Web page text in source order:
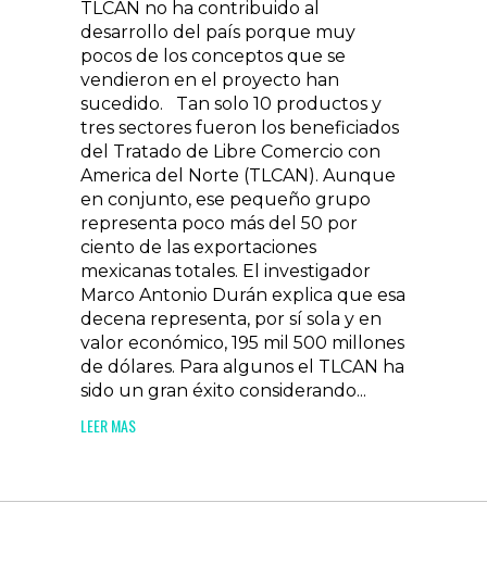
TLCAN no ha contribuido al
desarrollo del país porque muy
pocos de los conceptos que se
vendieron en el proyecto han
sucedido. Tan solo 10 productos y
tres sectores fueron los beneficiados
del Tratado de Libre Comercio con
America del Norte (TLCAN). Aunque
en conjunto, ese pequeño grupo
representa poco más del 50 por
ciento de las exportaciones
mexicanas totales. El investigador
Marco Antonio Durán explica que esa
decena representa, por sí sola y en
valor económico, 195 mil 500 millones
de dólares. Para algunos el TLCAN ha
sido un gran éxito considerando...
LEER MAS